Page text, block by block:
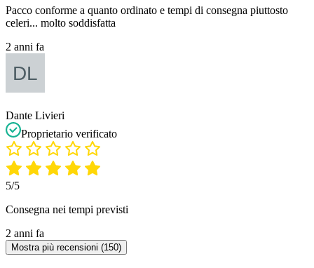
Pacco conforme a quanto ordinato e tempi di consegna piuttosto
celeri... molto soddisfatta
2 anni fa
Dante Livieri
Proprietario verificato
5/5
Consegna nei tempi previsti
2 anni fa
Mostra più recensioni (150)